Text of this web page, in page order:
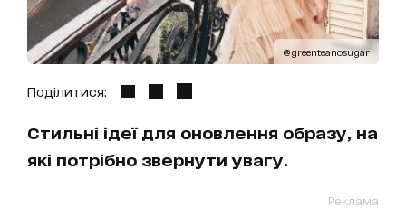
@greenteanosugar
Поділитися:
Стильні ідеї для оновлення образу, на
які потрібно звернути увагу.
Реклама